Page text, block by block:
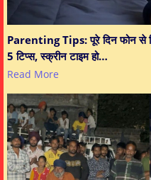
Parenting Tips: पूरे दिन फोन से
5 टिप्स, स्क्रीन टाइम हो…
Read More